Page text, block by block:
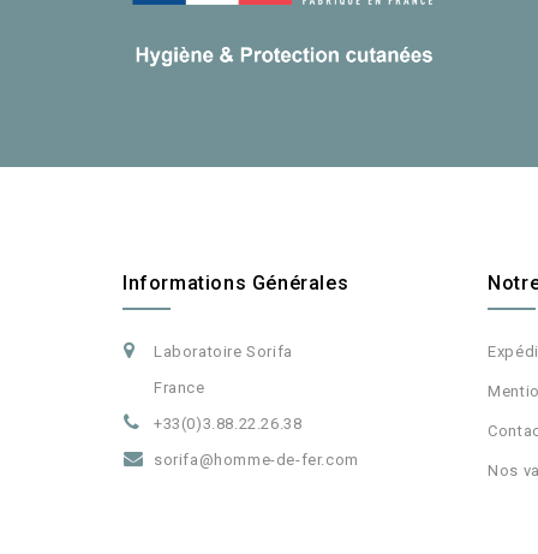
Informations Générales
Laboratoire Sorifa
France
+33(0)3.88.22.26.38
sorifa@homme-de-fer.com
Nos